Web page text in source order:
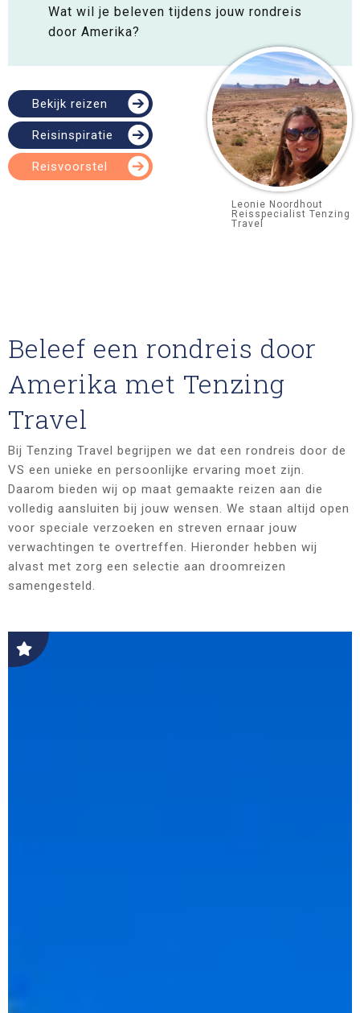
Wat wil je beleven tijdens jouw rondreis
door Amerika?
Bekijk reizen
Reisinspiratie
Reisvoorstel
Leonie Noordhout
Reisspecialist Tenzing
Travel
Beleef een rondreis door
Amerika met Tenzing
Travel
Bij Tenzing Travel begrijpen we dat een rondreis door de
VS een unieke en persoonlijke ervaring moet zijn.
Daarom bieden wij op maat gemaakte reizen aan die
volledig aansluiten bij jouw wensen. We staan altijd open
voor speciale verzoeken en streven ernaar jouw
verwachtingen te overtreffen. Hieronder hebben wij
alvast met zorg een selectie aan droomreizen
samengesteld.